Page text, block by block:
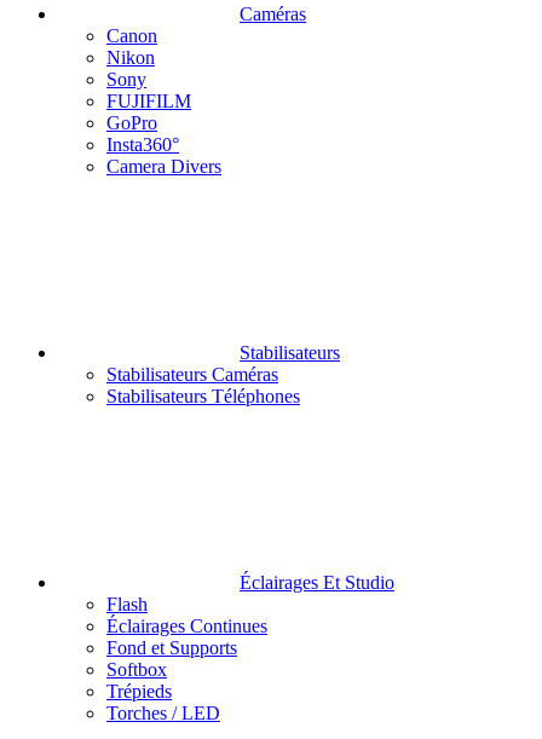
Caméras
Canon
Nikon
Sony
FUJIFILM
GoPro
Insta360°
Camera Divers
Stabilisateurs
Stabilisateurs Caméras
Stabilisateurs Téléphones
Éclairages Et Studio
Flash
Éclairages Continues
Fond et Supports
Softbox
Trépieds
Torches / LED